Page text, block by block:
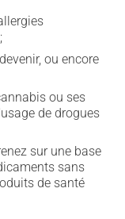
ou encore
ou ses
de drogues
sur une base
sans
de santé